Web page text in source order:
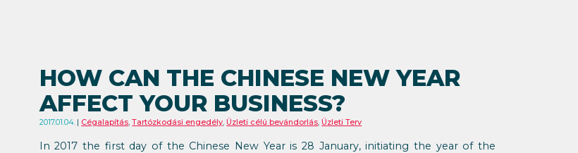
HOW CAN THE CHINESE NEW YEAR
AFFECT YOUR BUSINESS?
2017.01.04. Cégalapítás ,Tartózkodási engedély ,Üzleti célú bevándorlás ,Üzleti Terv
In 2017 the first day of the Chinese New Year is 28 January, initiating the year of the